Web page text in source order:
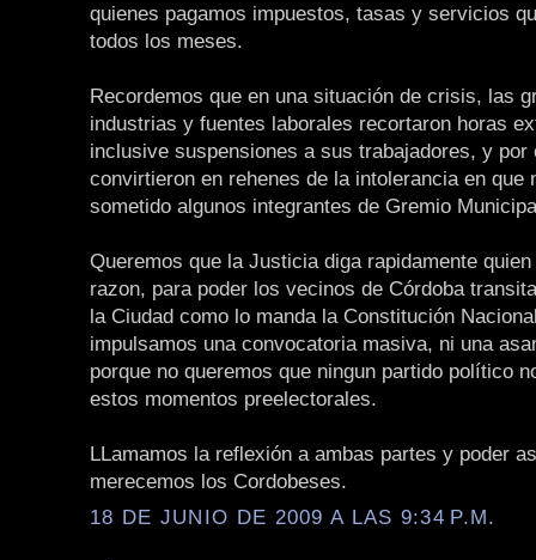
quienes pagamos impuestos, tasas y servicios
todos los meses.
Recordemos que en una situación de crisis, las
industrias y fuentes laborales recortaron horas
inclusive suspensiones a sus trabajadores, y por
convirtieron en rehenes de la intolerancia en que
sometido algunos integrantes de Gremio
Queremos que la Justicia diga rapidamente
razon, para poder los vecinos de Córdoba
la Ciudad como lo manda la Constitución
impulsamos una convocatoria masiva, ni una
porque no queremos que ningun partido político
estos momentos preelectorales.
LLamamos la reflexión a ambas partes y poder
merecemos los Cordobeses.
18 DE JUNIO DE 2009 A LAS 9:34 P.M.